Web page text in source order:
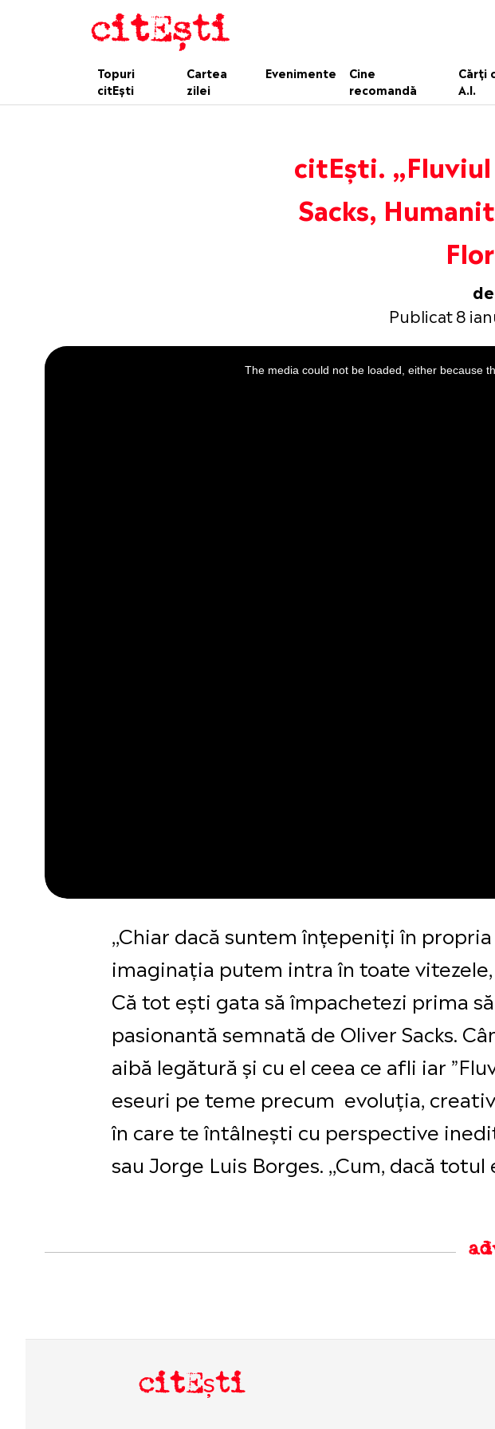
Topuri
citEști
Cartea
zilei
Evenimente
Cine
recomandă
Cărți
A.I.
citEști.
Sacks,
de
Publicat 8
This
is
a
The media could not be loaded, either because
,,Chiar dacă suntem înțepeniți în
imaginația putem intra în toate
Că tot ești gata să împachetezi prima
pasionantă semnată de Oliver Sacks.
aibă legătură și cu el ceea ce afli iar
eseuri pe teme precum evoluția,
în care te întâlnești cu perspective
sau Jorge Luis Borges. ,,Cum, dacă
citEști